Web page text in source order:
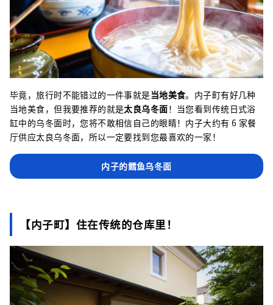
毕竟，旅行时不能错过的一件事就是当地美食。内子町有好几种
当地美食，但我要推荐的就是太良乌冬面！当您看到传统日式浴
缸中的乌冬面时，您将不敢相信自己的眼睛！内子大约有 6 家餐
厅供应太良乌冬面，所以一定要找到您最喜欢的一家！
内子的鳕鱼乌冬面
【内子町】住在传统的仓库里！